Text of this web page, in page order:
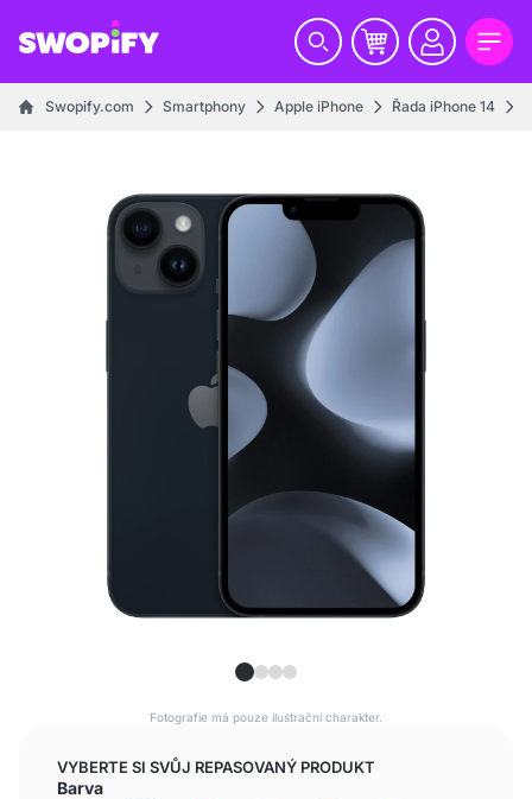
Swopify.com Smartphony Apple iPhone Řada iPhone 14
Fotografie má pouze ilustrační charakter.
VYBERTE SI SVŮJ REPASOVANÝ PRODUKT
Barva